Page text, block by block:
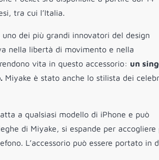
tra cui l’Italia.
uno dei più grandi innovatori del design
nella libertà di movimento e nella
vita in questo accessorio: un
Miyake è stato anche lo stilista dei
a qualsiasi modello di iPhone e può
di Miyake, si espande per accogliere
L’accessorio può essere portato in